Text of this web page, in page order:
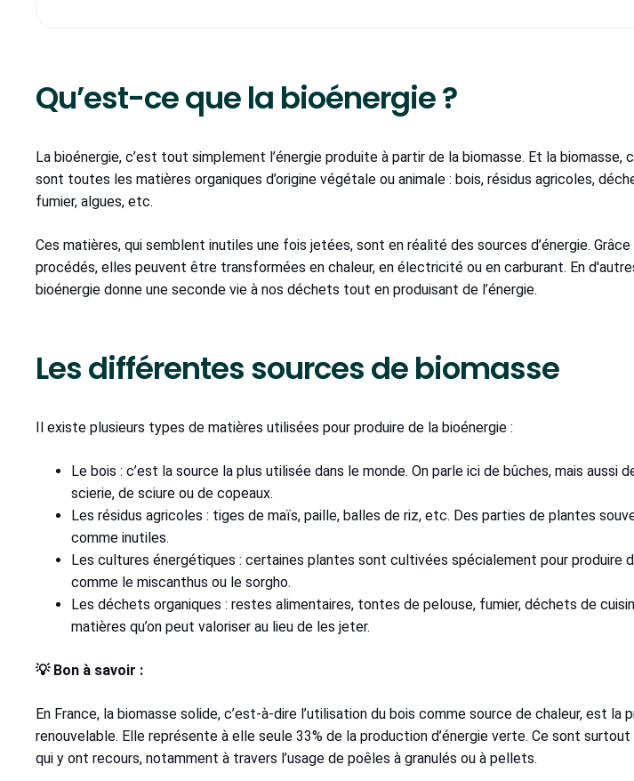
Qu’est-ce que la bioénergie ?
La bioénergie, c’est tout simplement l’énergie produite à partir de la biomasse. Et la biomasse,
sont toutes les matières organiques d’origine végétale ou animale : bois, résidus agricoles,
fumier, algues, etc.
Ces matières, qui semblent inutiles une fois jetées, sont en réalité des sources d’énergie.
procédés, elles peuvent être transformées en chaleur, en électricité ou en carburant. En
bioénergie donne une seconde vie à nos déchets tout en produisant de l’énergie.
Les différentes sources de biomasse
Il existe plusieurs types de matières utilisées pour produire de la bioénergie :
Le bois : c’est la source la plus utilisée dans le monde. On parle ici de bûches, mais aussi
scierie, de sciure ou de copeaux.
Les résidus agricoles : tiges de maïs, paille, balles de riz, etc. Des parties de plantes
comme inutiles.
Les cultures énergétiques : certaines plantes sont cultivées spécialement pour produire
comme le miscanthus ou le sorgho.
Les déchets organiques : restes alimentaires, tontes de pelouse, fumier, déchets de
matières qu’on peut valoriser au lieu de les jeter.
💡 Bon à savoir :
En France, la biomasse solide, c’est-à-dire l’utilisation du bois comme source de chaleur, est la
renouvelable. Elle représente à elle seule 33% de la production d’énergie verte. Ce sont
qui y ont recours, notamment à travers l’usage de poêles à granulés ou à pellets.